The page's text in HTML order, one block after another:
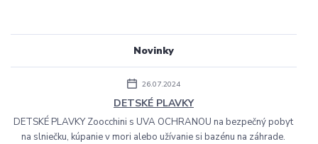
Novinky
26.07.2024
DETSKÉ PLAVKY
DETSKÉ PLAVKY Zoocchini s UVA OCHRANOU na bezpečný pobyt
na slniečku, kúpanie v mori alebo užívanie si bazénu na záhrade.